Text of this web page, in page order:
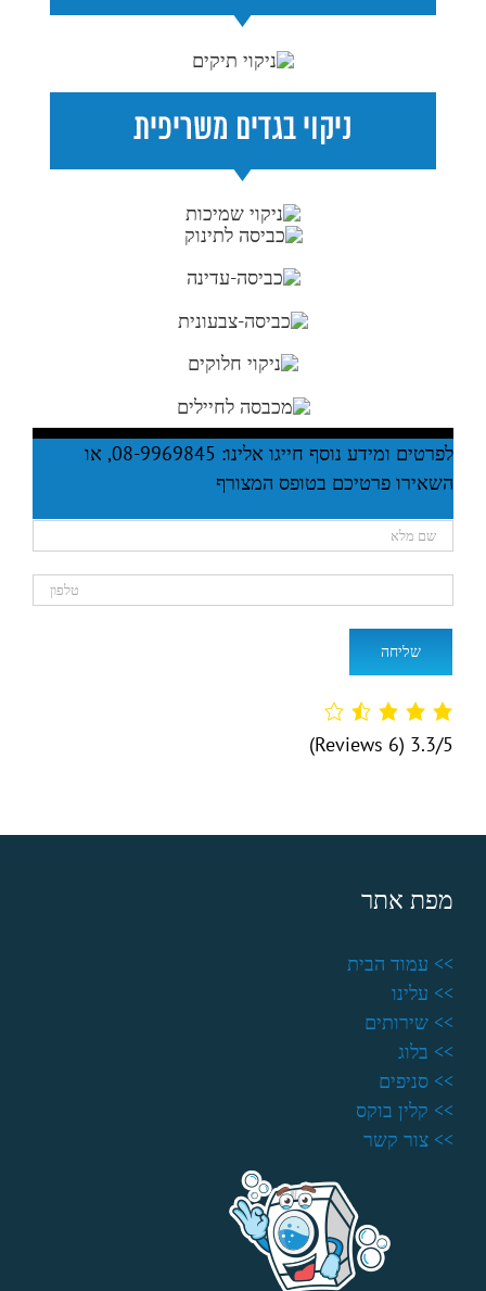
לפרטים ומידע נוסף חייגו אלינו: 08-9969845, או
השאירו פרטיכם בטופס המצורף
3.3/5
(6 Reviews)
מפת אתר
>> עמוד הבית
>> עלינו
>> שירותים
>> בלוג
>> סניפים
>> קלין בוקס
>> צור קשר